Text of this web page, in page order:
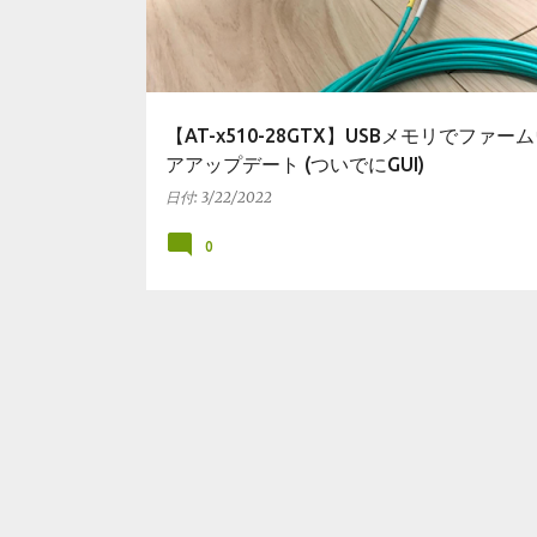
【AT-x510-28GTX】USBメモリでファー
アアップデート (ついでにGUI)
日付: 3/22/2022
0